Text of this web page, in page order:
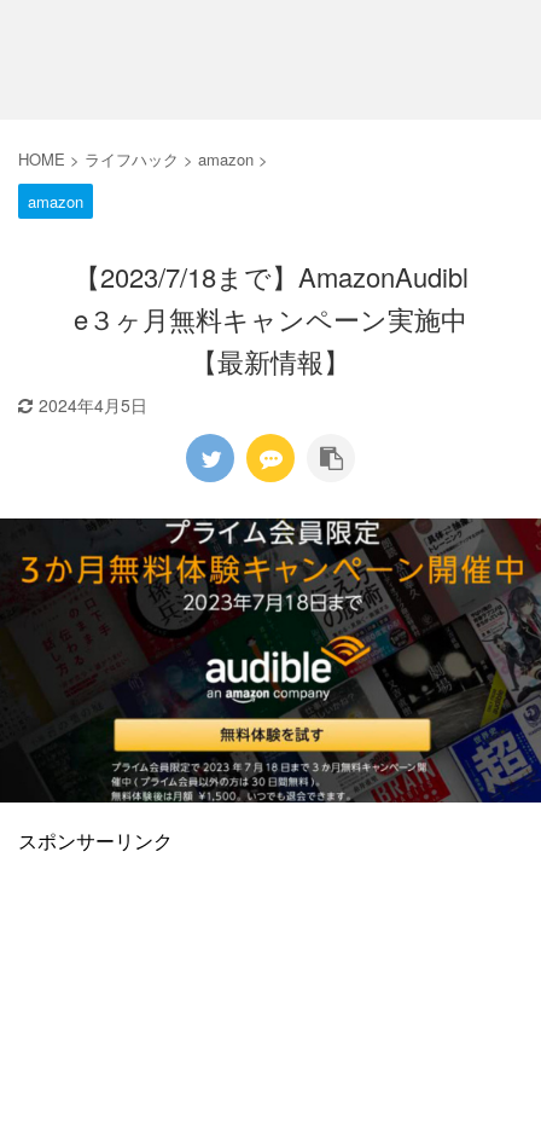
HOME > ライフハック > amazon >
amazon
【2023/7/18まで】AmazonAudibl
e３ヶ月無料キャンペーン実施中
【最新情報】
2024年4月5日
スポンサーリンク